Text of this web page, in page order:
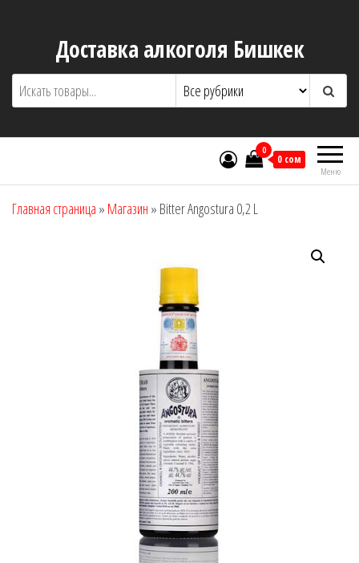
содержимомуДоставка алкоголя Бишкек
Меню
0
0 сом
Главная страница » Магазин » Bitter Angostura 0,2 L